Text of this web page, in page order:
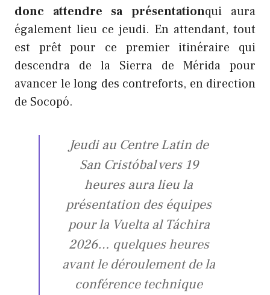
donc attendre sa présentationqui aura
également lieu ce jeudi. En attendant, tout
est prêt pour ce premier itinéraire qui
descendra de la Sierra de Mérida pour
avancer le long des contreforts, en direction
de Socopó.
Jeudi au Centre Latin de
San Cristóbal vers 19
heures aura lieu la
présentation des équipes
pour la Vuelta al Táchira
2026… quelques heures
avant le déroulement de la
conférence technique